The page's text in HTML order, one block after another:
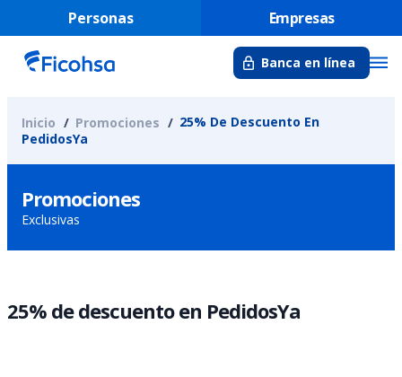
Personas Empresas
Banca en línea
Inicio Promociones
25% De Descuento En
PedidosYa
Promociones
Exclusivas
25% de descuento en PedidosYa